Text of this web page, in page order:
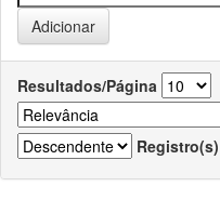
Resultados/Página
Registro(s)